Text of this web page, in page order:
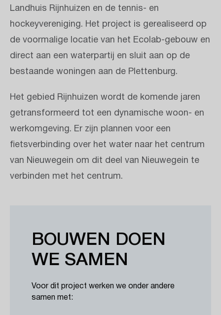
Landhuis Rijnhuizen en de tennis- en
hockeyvereniging. Het project is gerealiseerd op
de voormalige locatie van het Ecolab-gebouw en
direct aan een waterpartij en sluit aan op de
bestaande woningen aan de Plettenburg.
Het gebied Rijnhuizen wordt de komende jaren
getransformeerd tot een dynamische woon- en
werkomgeving. Er zijn plannen voor een
fietsverbinding over het water naar het centrum
van Nieuwegein om dit deel van Nieuwegein te
verbinden met het centrum.
BOUWEN DOEN
WE SAMEN
Voor dit project werken we onder andere
samen met: